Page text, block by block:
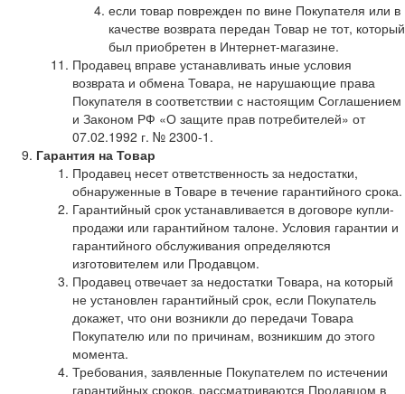
если товар поврежден по вине Покупателя или в
качестве возврата передан Товар не тот, который
был приобретен в Интернет-магазине.
Продавец вправе устанавливать иные условия
возврата и обмена Товара, не нарушающие права
Покупателя в соответствии с настоящим Соглашением
и Законом РФ «О защите прав потребителей» от
07.02.1992 г. № 2300-1.
Гарантия на Товар
Продавец несет ответственность за недостатки,
обнаруженные в Товаре в течение гарантийного срока.
Гарантийный срок устанавливается в договоре купли-
продажи или гарантийном талоне. Условия гарантии и
гарантийного обслуживания определяются
изготовителем или Продавцом.
Продавец отвечает за недостатки Товара, на который
не установлен гарантийный срок, если Покупатель
докажет, что они возникли до передачи Товара
Покупателю или по причинам, возникшим до этого
момента.
Требования, заявленные Покупателем по истечении
гарантийных сроков, рассматриваются Продавцом в